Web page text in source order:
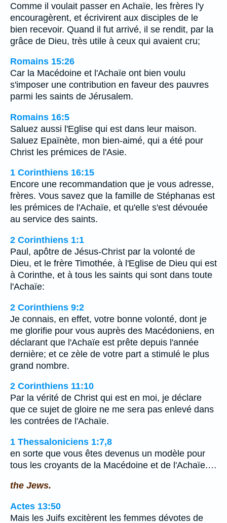
Comme il voulait passer en Achaïe, les frères l'y
encouragèrent, et écrivirent aux disciples de le
bien recevoir. Quand il fut arrivé, il se rendit, par la
grâce de Dieu, très utile à ceux qui avaient cru;
Romains 15:26
Car la Macédoine et l'Achaïe ont bien voulu
s'imposer une contribution en faveur des pauvres
parmi les saints de Jérusalem.
Romains 16:5
Saluez aussi l'Eglise qui est dans leur maison.
Saluez Epaïnète, mon bien-aimé, qui a été pour
Christ les prémices de l'Asie.
1 Corinthiens 16:15
Encore une recommandation que je vous adresse,
frères. Vous savez que la famille de Stéphanas est
les prémices de l'Achaïe, et qu'elle s'est dévouée
au service des saints.
2 Corinthiens 1:1
Paul, apôtre de Jésus-Christ par la volonté de
Dieu, et le frère Timothée, à l'Eglise de Dieu qui est
à Corinthe, et à tous les saints qui sont dans toute
l'Achaïe:
2 Corinthiens 9:2
Je connais, en effet, votre bonne volonté, dont je
me glorifie pour vous auprès des Macédoniens, en
déclarant que l'Achaïe est prête depuis l'année
dernière; et ce zèle de votre part a stimulé le plus
grand nombre.
2 Corinthiens 11:10
Par la vérité de Christ qui est en moi, je déclare
que ce sujet de gloire ne me sera pas enlevé dans
les contrées de l'Achaïe.
1 Thessaloniciens 1:7,8
en sorte que vous êtes devenus un modèle pour
tous les croyants de la Macédoine et de l'Achaïe.…
the Jews.
Actes 13:50
Mais les Juifs excitèrent les femmes dévotes de